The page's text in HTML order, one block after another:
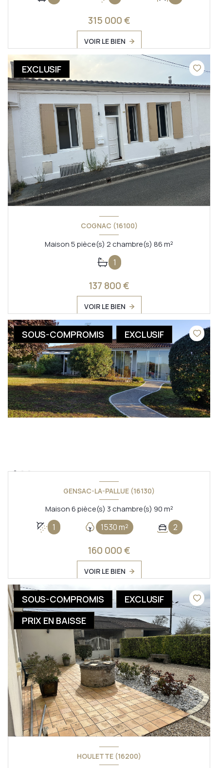
315 000 €
VOIR LE BIEN
EXCLUSIF
COGNAC (16100)
Maison 5 pièce(s) 2 chambre(s) 86 m²
1
137 800 €
VOIR LE BIEN
SOUS-COMPROMIS EXCLUSIF
GENSAC-LA-PALLUE (16130)
Maison 6 pièce(s) 3 chambre(s) 90 m²
1 1530 m² 2
160 000 €
VOIR LE BIEN
SOUS-COMPROMIS
EXCLUSIF
PRIX EN BAISSE
HOULETTE (16200)